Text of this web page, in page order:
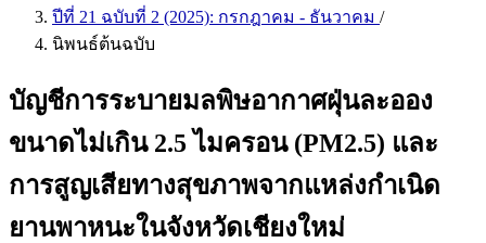
ปีที่ 21 ฉบับที่ 2 (2025): กรกฎาคม - ธันวาคม /
นิพนธ์ต้นฉบับ
บัญชีการระบายมลพิษอากาศฝุ่นละออง
ขนาดไม่เกิน 2.5 ไมครอน (PM2.5) และ
การสูญเสียทางสุขภาพจากแหล่งกำเนิด
ยานพาหนะในจังหวัดเชียงใหม่